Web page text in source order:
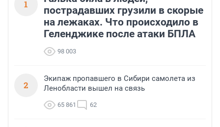
1
пострадавших грузили в скорые
на лежаках. Что происходило в
Геленджике после атаки БПЛА
98 003
2
Экипаж пропавшего в Сибири самолета из
Ленобласти вышел на связь
65 861 62